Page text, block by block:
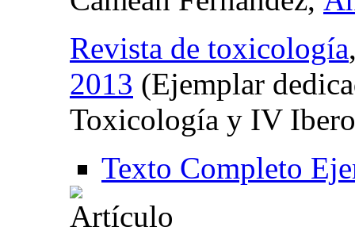
Revista de toxicología
2013 (Ejemplar
Toxicología y IV
Texto Completo